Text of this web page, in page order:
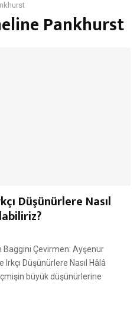
Pankhurst
Düşünürlere Nasıl
Baggini Çevirmen: Ayşenur
Düşünürlere Nasıl Hâlâ
büyük düşünürlerine